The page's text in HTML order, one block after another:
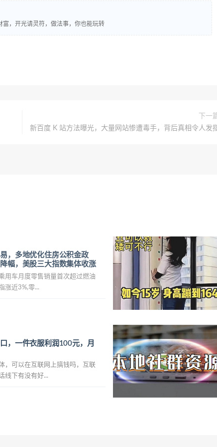
，开光请灵符，做法事，你也能玩转
下一
新百度 K 站方法曝光，大量网站惨遭毒手，背后真相令人发
，多地优化住房公积金政
幅，美股三大指数集体收涨
用车月度零售销量首次超过燃油
涨近3%,零...
，一件衣服利润100元，月
，可以在互联网上搞钱吗，互联
线下有没有好...